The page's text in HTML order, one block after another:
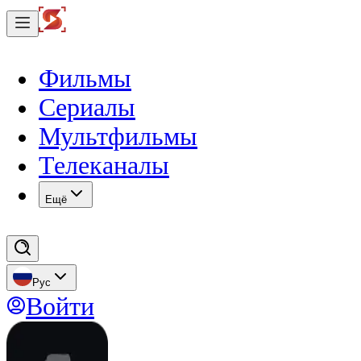
Фильмы
Сериалы
Мультфильмы
Телеканалы
Eщё
Рус
Войти